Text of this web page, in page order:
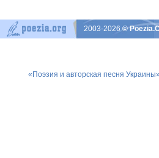
2003-2026©
«Поэзия и авторская песня